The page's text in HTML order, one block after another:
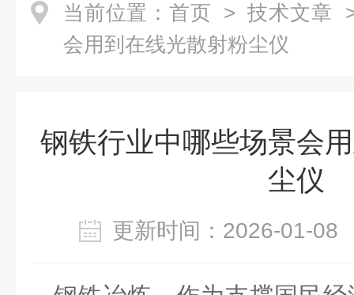
当前位置： 首页 > 技术文章
会用到在线光散射粉尘仪
钢铁行业中哪些场景会
尘仪
更新时间：2026-01-